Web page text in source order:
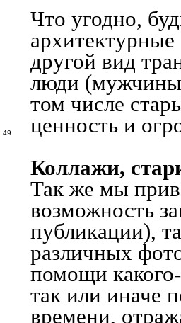
49
Что угодно,
другой вид
люди
том числе
ценность и
Коллажи,
Так же мы
возможность
публикации),
различных
помощи
так или иначе
времени,